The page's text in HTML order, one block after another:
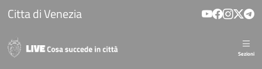
Salta al contenuto principale
Citta di Venezia
Sezioni